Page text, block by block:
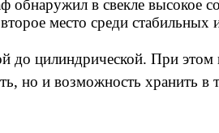
обнаружил в свекле высокое
место среди стабильных
цилиндрической. При этом
но и возможность хранить